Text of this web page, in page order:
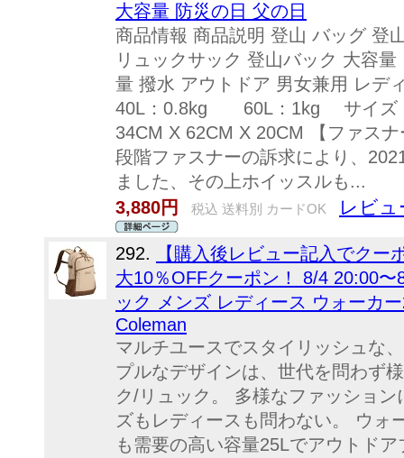
大容量 防災の日 父の日
商品情報 商品説明 登山 バッグ 登
リュックサック 登山バック 大容
量 撥水 アウトドア 男女兼用 レ
40L：0.8kg 60L：1kg サイズ
34CM X 62CM X 20CM 【ファス
段階ファスナーの訴求により、
ました、その上ホイッスルも...
3,880円
税込 送料別 カードOK レビュ
292.
【購入後レビュー記入でク
大10％OFFクーポン！ 8/4 20:00
ック メンズ レディース ウォーカ
Coleman
マルチユースでスタイリッシュな
プルなデザインは、世代を問わず
ク/リュック。 多様なファッショ
ズもレディースも問わない。 ウォ
も需要の高い容量25Lでアウトド